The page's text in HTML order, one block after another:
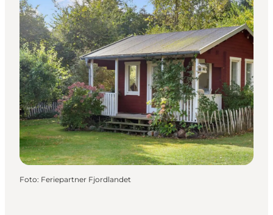
Foto: Feriepartner Fjordlandet